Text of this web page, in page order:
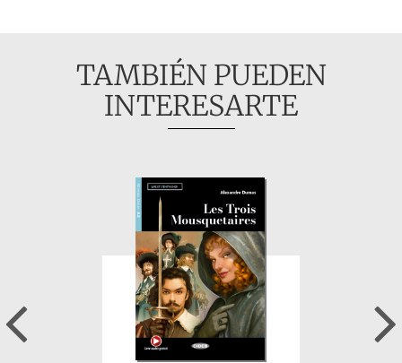
TAMBIÉN PUEDEN
INTERESARTE
Previous